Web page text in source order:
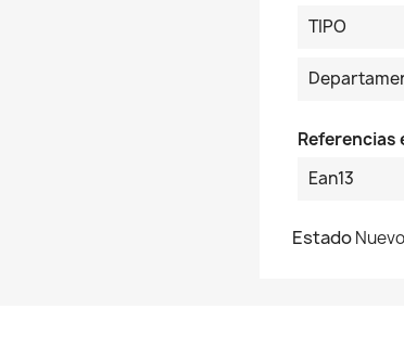
TIPO
Referencias
Ean13
EstadoNuevo